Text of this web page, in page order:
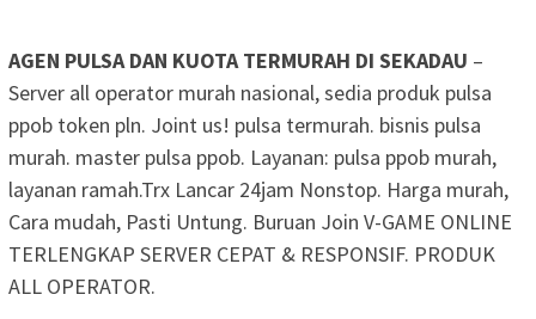
AGEN PULSA DAN KUOTA TERMURAH DI SEKADAU –
Server all operator murah nasional, sedia produk pulsa
ppob token pln. Joint us! pulsa termurah. bisnis pulsa
murah. master pulsa ppob. Layanan: pulsa ppob murah,
layanan ramah.Trx Lancar 24jam Nonstop. Harga murah,
Cara mudah, Pasti Untung. Buruan Join V-GAME ONLINE
TERLENGKAP SERVER CEPAT & RESPONSIF. PRODUK
ALL OPERATOR.